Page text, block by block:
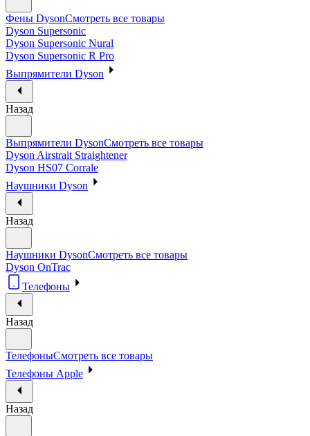
Фены DysonСмотреть все товары
Dyson Supersonic
Dyson Supersonic Nural
Dyson Supersonic R Pro
Выпрямители Dyson
Назад
Выпрямители DysonСмотреть все товары
Dyson Airstrait Straightener
Dyson HS07 Corrale
Наушники Dyson
Назад
Наушники DysonСмотреть все товары
Dyson OnTrac
Телефоны
Назад
ТелефоныСмотреть все товары
Телефоны Apple
Назад